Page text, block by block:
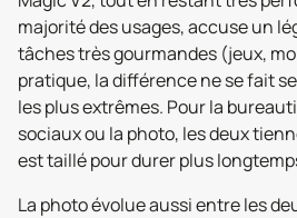
majorité des usages, accuse un
tâches très gourmandes (jeux,
pratique, la différence ne se fait
les plus extrêmes. Pour la
sociaux ou la photo, les deux
est taillé pour durer plus
La photo évolue aussi entre les